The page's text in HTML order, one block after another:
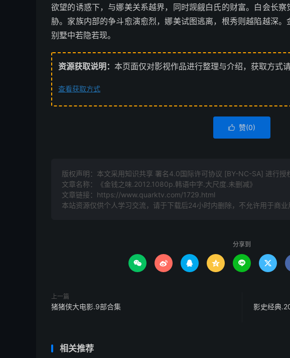
欲望的诱惑下，与娜美关系越界，同时觊觎白氏的财富。白会长
胁。家族内部的争斗愈演愈烈，娜美试图逃离，根秀则越陷越深
别墅中若隐若现。
资源获取说明： 本页面仅对影视作品进行整理与介绍，获取方式请
查看获取方式
 赞(0)
版权声明：本文采用知识共享 署名4.0国际许可协议 [BY-NC-SA] 进行授
文章名称：《金钱之味.2012.1080p.韩语中字.大尺度.未删减》
文章链接： https://www.quarktv.com/1729.html
本站资源仅供个人学习交流，请于下载后24小时内删除，不允许用于商业
分享到
     
上一篇
猪猪侠大电影.9部合集
影史经典
相关推荐